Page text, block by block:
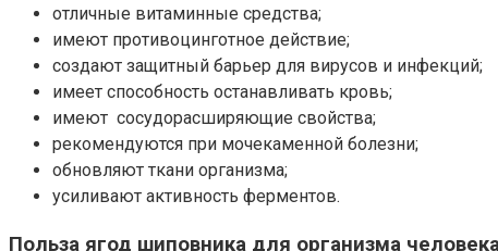
отличные витаминные средства;
имеют противоцинготное действие;
создают защитный барьер для вирусов и инфекций;
имеет способность останавливать кровь;
имеют сосудорасширяющие свойства;
рекомендуются при мочекаменной болезни;
обновляют ткани организма;
усиливают активность ферментов.
Польза ягод шиповника для организма